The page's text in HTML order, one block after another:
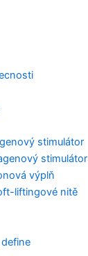
stimulátor
stimulátor
výplň
liftingové nitě